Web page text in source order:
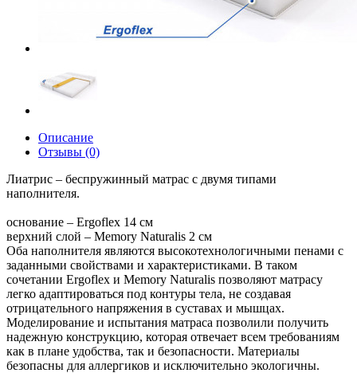
Описание
Отзывы (0)
Лиатрис – беспружинный матрас с двумя типами
наполнителя.
основание – Ergoflex 14 см
верхний слой – Memory Naturalis 2 см
Оба наполнителя являются высокотехнологичными пенами с
заданными свойствами и характеристиками. В таком
сочетании Ergoflex и Memory Naturalis позволяют матрасу
легко адаптироваться под контуры тела, не создавая
отрицательного напряжения в суставах и мышцах.
Моделирование и испытания матраса позволили получить
надежную конструкцию, которая отвечает всем требованиям
как в плане удобства, так и безопасности. Материалы
безопасны для аллергиков и исключительно экологичны.